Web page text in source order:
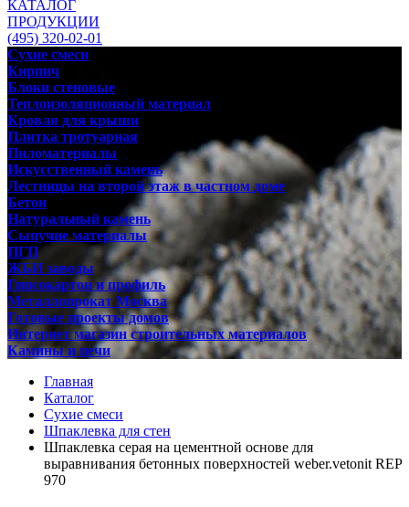
КАТАЛОГ
ПРОДУКЦИИ
(495) 320-02-01
Сухие смеси
Кирпич
Блоки стеновые
Теплоизоляционный материал
Кровля для крыши
Плитка тротуарная
Пиломатериалы
Искусственный камень
Лестницы на второй этаж в частном доме
Бетон
Натуральный камень
Сыпучие материалы
ПГП
ЖБИ заводы
Гипсокартон и профиль
Металлопрокат Москва
Готовые проекты домов
Интернет магазин строительных материалов
Камины и печи
Главная
Каталог
Сухие смеси
Шпаклевка для стен
Шпаклевка серая на цементной основе для
выравнивания бетонных поверхностей weber.vetonit REP
970